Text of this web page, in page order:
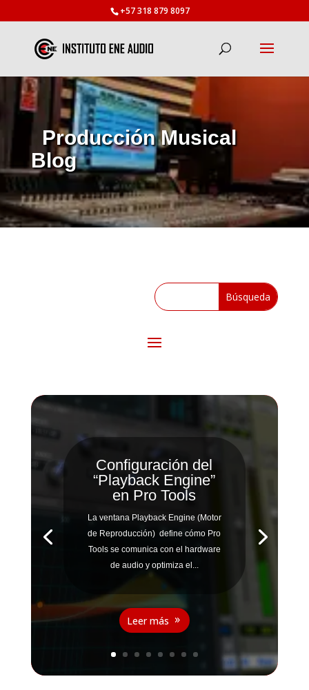
+57 318 879 8097
Producción Musical
Blog
Configuración del
“Playback Engine”
en Pro Tools
La ventana Playback Engine (Motor
de Reproducción) define cómo Pro
Tools se comunica con el hardware
de audio y optimiza el...
Leer más